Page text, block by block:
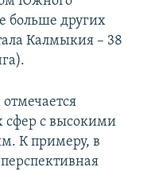
больше других
Калмыкия – 38
сфер с высокими
К примеру, в